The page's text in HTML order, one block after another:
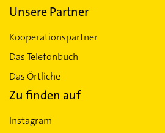
Unsere Partner
Kooperationspartner
Das Telefonbuch
Das Örtliche
Zu finden auf
Instagram